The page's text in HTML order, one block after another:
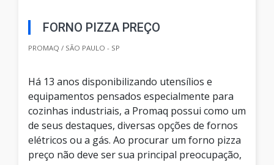
FORNO PIZZA PREÇO
PROMAQ / SÃO PAULO - SP
Há 13 anos disponibilizando utensílios e
equipamentos pensados especialmente para
cozinhas industriais, a Promaq possui como um
de seus destaques, diversas opções de fornos
elétricos ou a gás. Ao procurar um forno pizza
preço não deve ser sua principal preocupação,